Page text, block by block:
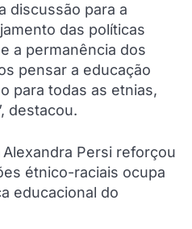
discussão para a
das políticas
a permanência dos
pensar a educação
para todas as etnias,
destacou.
Persi reforçou
étnico-raciais ocupa
educacional do